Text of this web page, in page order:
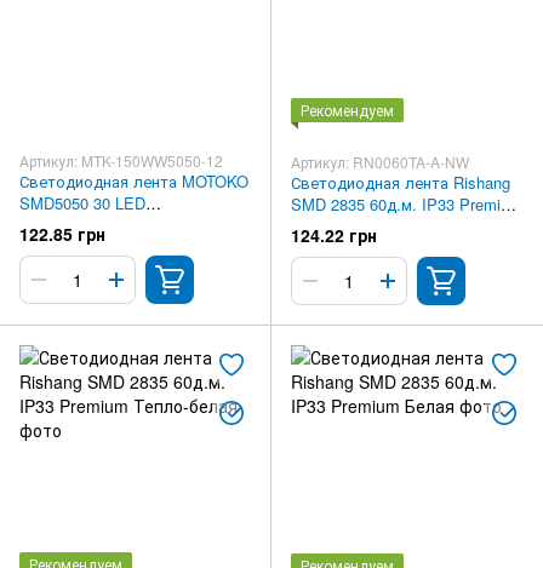
Артикул: MTK-150WW5050-12
Светодиодная лента MOTOKO
SMD5050 30 LED
Негерметичная Premium
122.85 грн
Рекомендуем
Артикул: RN0060TA-A-NW
Светодиодная лента Rishang
SMD 2835 60д.м. IP33 Premium
Нейтрально-белая
124.22 грн
Рекомендуем